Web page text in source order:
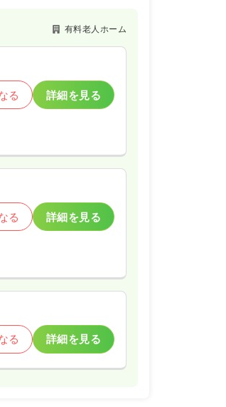
有料老人ホーム
る 詳細を見る
る 詳細を見る
る 詳細を見る